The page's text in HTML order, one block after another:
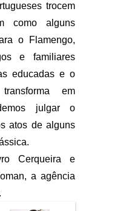
trocem
como alguns
o Flamengo,
e familiares
educadas e o
em
julgar o
atos de alguns
Cerqueira e
a agência